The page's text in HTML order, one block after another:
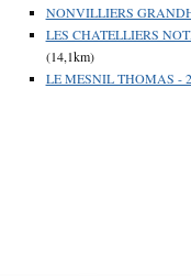
NONVILLIERS
LES CHATELLIERS
(14,1km)
LE MESNIL THOMAS -